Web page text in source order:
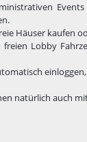
Häuser kaufen
Lobby
natürlich auch